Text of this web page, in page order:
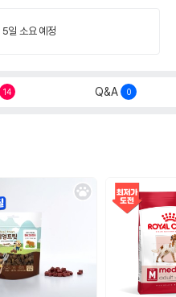
일 소요 예정
14 Q&A 0